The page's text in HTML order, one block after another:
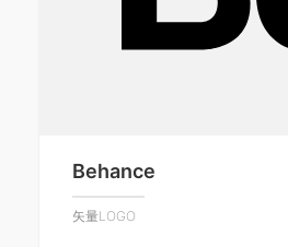
Behance
矢量LOGO